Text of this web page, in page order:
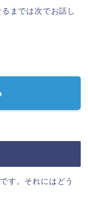
までは次でお話し
す。それにはどう